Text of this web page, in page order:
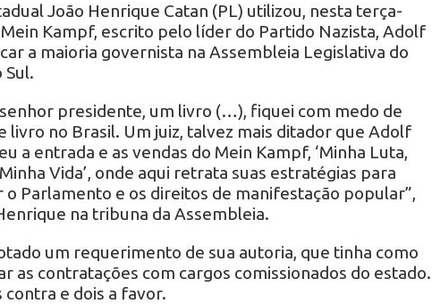
João Henrique Catan (PL) utilizou, nesta terça-
Kampf, escrito pelo líder do Partido Nazista, Adolf
a maioria governista na Assembleia Legislativa do
Sul.
presidente, um livro (…), fiquei com medo de
livro no Brasil. Um juiz, talvez mais ditador que Adolf
a entrada e as vendas do Mein Kampf, ‘Minha Luta,
Vida’, onde aqui retrata suas estratégias para
o Parlamento e os direitos de manifestação popular”,
na tribuna da Assembleia.
um requerimento de sua autoria, que tinha como
as contratações com cargos comissionados do estado.
contra e dois a favor.